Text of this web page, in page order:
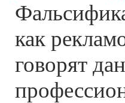
как
говорят